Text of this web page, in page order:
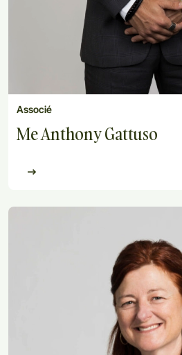
Associé
Me Anthony Gattuso